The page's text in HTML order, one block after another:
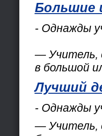
Большие
- Однажды
— Учитель,
в большой
Лучший
- Однажды
— Учитель,